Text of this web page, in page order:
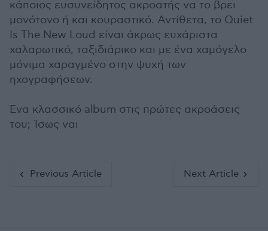
κάποιος ευσυνείδητος ακροατής να το βρει
μονότονο ή και κουραστικό. Αντίθετα, το Quiet
Is The New Loud είναι άκρως ευχάριστα
χαλαρωτικό, ταξιδιάρικο και με ένα χαμόγελο
μόνιμα χαραγμένο στην ψυχή των
ηχογραφήσεων.
Ένα κλασσικό album στις πρώτες ακροάσεις
του; Ίσως ναι
Previous Article Next Article